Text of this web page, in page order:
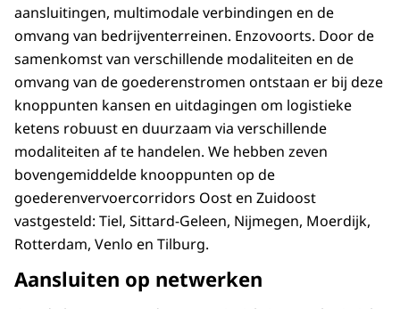
aansluitingen, multimodale verbindingen en de
omvang van bedrijventerreinen. Enzovoorts. Door de
samenkomst van verschillende modaliteiten en de
omvang van de goederenstromen ontstaan er bij deze
knoppunten kansen en uitdagingen om logistieke
ketens robuust en duurzaam via verschillende
modaliteiten af te handelen. We hebben zeven
bovengemiddelde knooppunten op de
goederenvervoercorridors Oost en Zuidoost
vastgesteld: Tiel, Sittard-Geleen, Nijmegen, Moerdijk,
Rotterdam, Venlo en Tilburg.
Aansluiten op netwerken